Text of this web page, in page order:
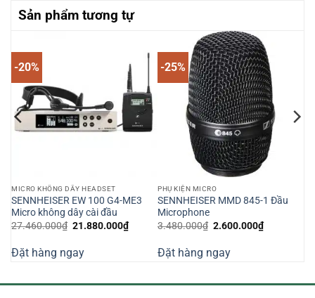
Sản phẩm tương tự
-20%
MICRO KHÔNG DÂY HEADSET
SENNHEISER EW 100 G4-ME3
Micro không dây cài đầu
27.460.000₫ Giá
27.460.000₫.
21.880.000₫Giá
hiện
21.880.000₫.
Đặt hàng ngay
-25%
PHỤ KIỆN MICRO
SENNHEISER MMD 845-1 Đầu
Microphone
3.480.000₫ Giá
3.480.000₫.
2.600.000₫Giá
hiện
Đặt hàng ngay